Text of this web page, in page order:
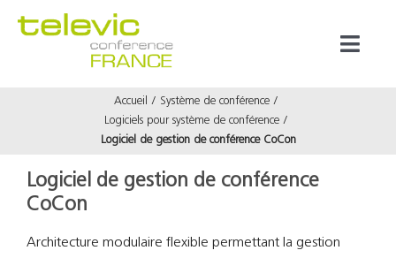
Accueil
Système de conférence
Logiciels pour système de conférence
Logiciel de gestion de conférence CoCon
Logiciel de gestion de conférence
CoCon
Architecture modulaire flexible permettant la gestion